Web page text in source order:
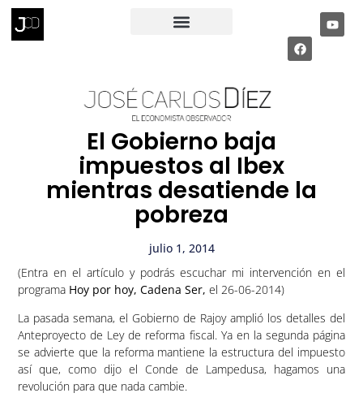
El Gobierno baja
impuestos al Ibex
mientras desatiende la
pobreza
julio 1, 2014
(Entra en el artículo y podrás escuchar mi intervención en el
programa Hoy por hoy, Cadena Ser,el 26-06-2014)
La pasada semana, el Gobierno de Rajoy amplió los detalles del
Anteproyecto de Ley de reforma fiscal. Ya en la segunda página
se advierte que la reforma mantiene la estructura del impuesto
así que, como dijo el Conde de Lampedusa, hagamos una
revolución para que nada cambie.